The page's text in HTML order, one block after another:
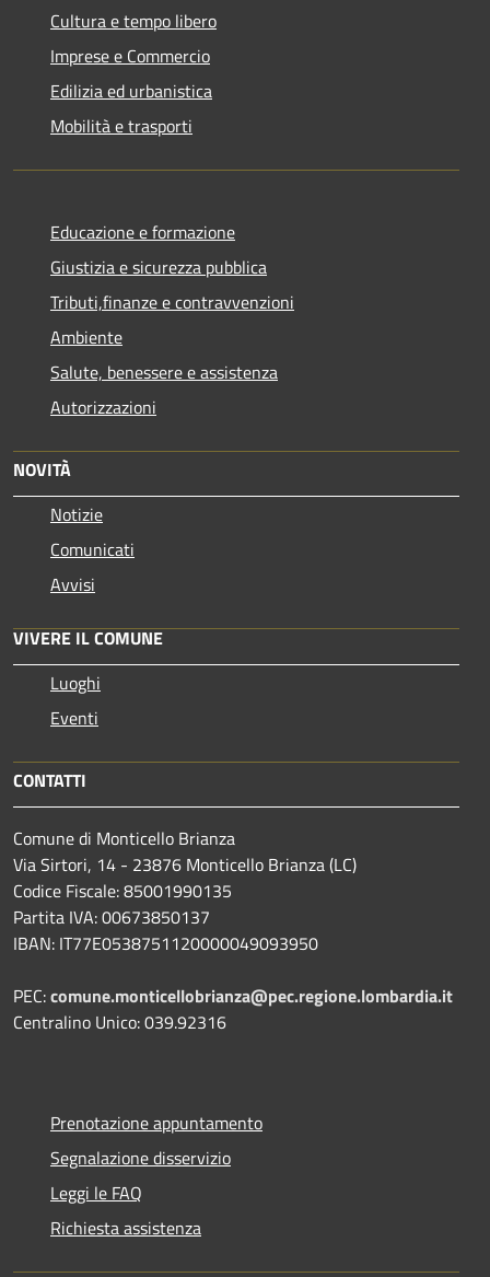
Cultura e tempo libero
Imprese e Commercio
Edilizia ed urbanistica
Mobilità e trasporti
Educazione e formazione
Giustizia e sicurezza pubblica
Tributi,finanze e contravvenzioni
Ambiente
Salute, benessere e assistenza
Autorizzazioni
NOVITÀ
Notizie
Comunicati
Avvisi
VIVERE IL COMUNE
Luoghi
Eventi
CONTATTI
Comune di Monticello Brianza
Via Sirtori, 14 - 23876 Monticello Brianza (LC)
Codice Fiscale: 85001990135
Partita IVA: 00673850137
IBAN: IT77E0538751120000049093950
PEC:comune.monticellobrianza@pec.regione.lombardia.it
Centralino Unico: 039.92316
Prenotazione appuntamento
Segnalazione disservizio
Leggi le FAQ
Richiesta assistenza